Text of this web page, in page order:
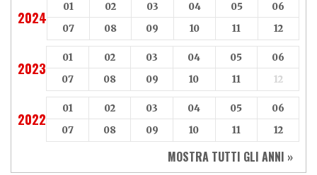
2024
01 02 03 04 05
06
07
08 09 10 11 12
2023
01 02 03 04 05
06
07
08 09 10 11 12
2022
01 02 03 04 05
06
07
08 09 10 11 12
MOSTRA TUTTI GLI ANNI »